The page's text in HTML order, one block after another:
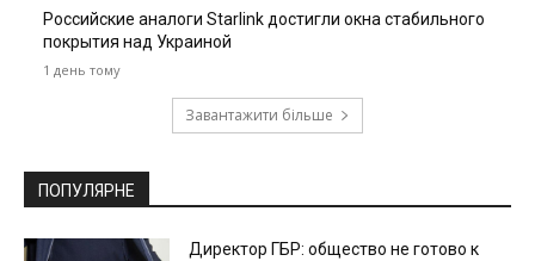
Российские аналоги Starlink достигли окна стабильного
покрытия над Украиной
1 день тому
Завантажити більше
ПОПУЛЯРНЕ
Директор ГБР: общество не готово к